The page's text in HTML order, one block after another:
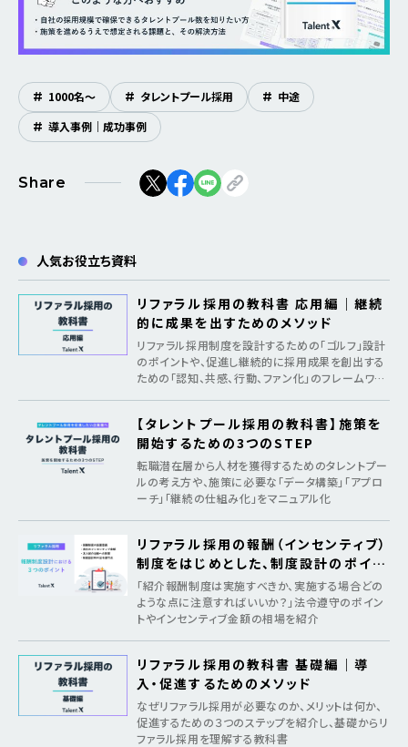
# 1000名〜 # タレントプール採用 # 中途
# 導入事例｜成功事例
Share
人気お役立ち資料
リファラル採用の教科書 応用編｜継続
的に成果を出すためのメソッド
リファラル採用制度を設計するための「ゴルフ」設計
のポイントや、促進し継続的に採用成果を創出する
ための「認知、共感、行動、ファン化」のフレームワー
【タレントプール採用の教科書】施策を
開始するための3つのSTEP
転職潜在層から人材を獲得するためのタレントプー
ルの考え方や、施策に必要な「データ構築」「アプロ
ーチ」「継続の仕組み化」をマニュアル化
リファラル採用の報酬（インセンティブ）
制度をはじめとした、制度設計のポイン
ト
「紹介報酬制度は実施すべきか、実施する場合どの
ような点に注意すればいいか？」法令遵守のポイン
トやインセンティブ金額の相場を紹介
リファラル採用の教科書 基礎編｜導
入・促進するためのメソッド
なぜリファラル採用が必要なのか、メリットは何か、
促進するための３つのステップを紹介し、基礎からリ
ファラル採用を理解する教科書